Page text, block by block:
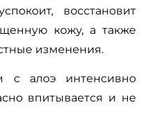
восстановит
кожу, а также
изменения.
с алоэ интенсивно
впитывается и не